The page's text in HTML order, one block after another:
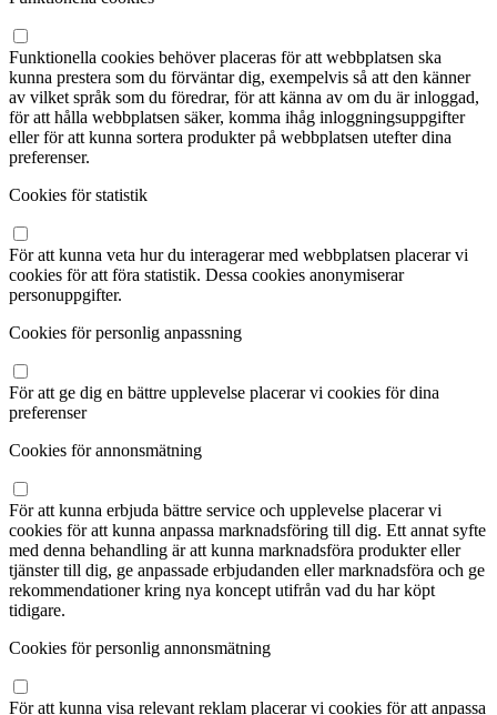
Funktionella cookies behöver placeras för att webbplatsen ska
kunna prestera som du förväntar dig, exempelvis så att den känner
av vilket språk som du föredrar, för att känna av om du är inloggad,
för att hålla webbplatsen säker, komma ihåg inloggningsuppgifter
eller för att kunna sortera produkter på webbplatsen utefter dina
preferenser.
Cookies för statistik
För att kunna veta hur du interagerar med webbplatsen placerar vi
cookies för att föra statistik. Dessa cookies anonymiserar
personuppgifter.
Cookies för personlig anpassning
För att ge dig en bättre upplevelse placerar vi cookies för dina
preferenser
Cookies för annonsmätning
För att kunna erbjuda bättre service och upplevelse placerar vi
cookies för att kunna anpassa marknadsföring till dig. Ett annat syfte
med denna behandling är att kunna marknadsföra produkter eller
tjänster till dig, ge anpassade erbjudanden eller marknadsföra och ge
rekommendationer kring nya koncept utifrån vad du har köpt
tidigare.
Cookies för personlig annonsmätning
För att kunna visa relevant reklam placerar vi cookies för att anpassa